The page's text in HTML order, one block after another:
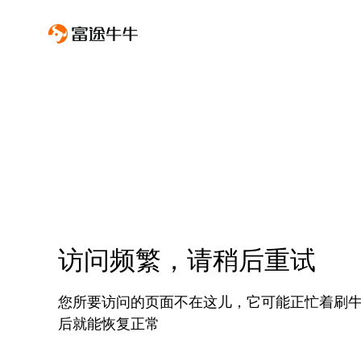
访问频繁，请稍后重试
您所要访问的页面不在这儿，它可能正忙着刷
后就能恢复正常